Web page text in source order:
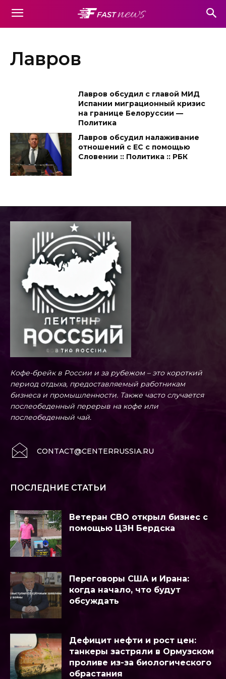
Лавров
Лавров обсудил с главой МИД
Испании миграционный кризис
на границе Белоруссии —
Политика
Лавров обсудил налаживание
отношений с ЕС с помощью
Словении :: Политика :: РБК
Кофе-брейк в России и за рубежом – это короткий
период отдыха, предоставляемый работникам
бизнеса и промышленности. Также часто случается
послеобеденный перерыв на кофе или
послеобеденный чай.
CONTACT@CENTERRUSSIA.RU
ПОСЛЕДНИЕ СТАТЬИ
Ветеран СВО открыл бизнес с
помощью ЦЗН Бердска
Переговоры США и Ирана:
когда начало, что будут
обсуждать
Дефицит нефти и рост цен:
танкеры застряли в Ормузском
проливе из-за биологического
обрастания